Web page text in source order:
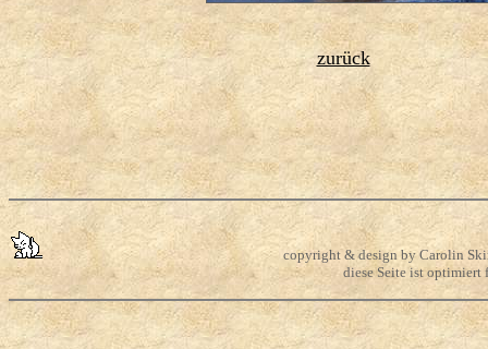
zurück
copyright & design by Carolin
diese Seite ist